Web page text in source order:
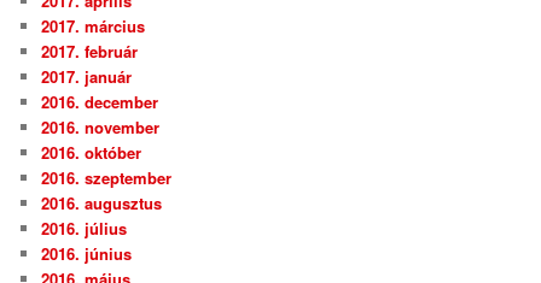
2017. március
2017. február
2017. január
2016. december
2016. november
2016. október
2016. szeptember
2016. augusztus
2016. július
2016. június